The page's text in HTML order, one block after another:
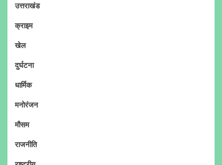
उत्तराखंड
क्राइम
खेल
दुर्घटना
धार्मिक
मनोरंजन
मौसम
राजनीति